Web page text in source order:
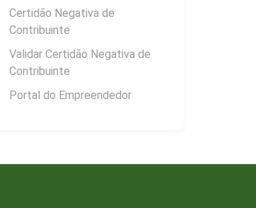
Certidão Negativa de
Contribuinte
Validar Certidão Negativa de
Contribuinte
Portal do Empreendedor